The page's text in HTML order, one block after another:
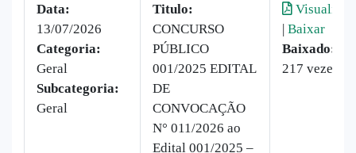
Data:
13/07/2026
Categoria:
Geral
Subcategoria:
Geral
Titulo:
CONCURSO
PÚBLICO
001/2025 EDITAL
DE
CONVOCAÇÃO
N° 011/2026 ao
Edital 001/2025 –
Visualizar
| Baixar
Baixado:
217 vezes